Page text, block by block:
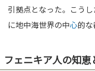
引拠点となった。こうし
に地中海世界の中心的な
フェニキア人の知